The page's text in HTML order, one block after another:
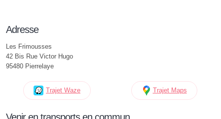
Adresse
Les Frimousses
42 Bis Rue Victor Hugo
95480 Pierrelaye
Trajet Waze Trajet Maps